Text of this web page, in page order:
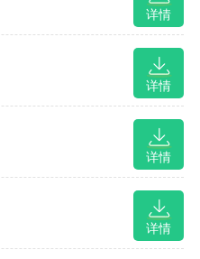
详情
详情
详情
详情